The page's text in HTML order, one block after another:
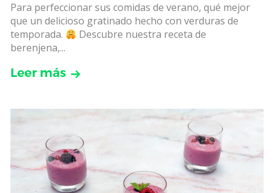
Para perfeccionar sus comidas de verano, qué mejor
que un delicioso gratinado hecho con verduras de
temporada.
Descubre nuestra receta de
berenjena,...
Leer más